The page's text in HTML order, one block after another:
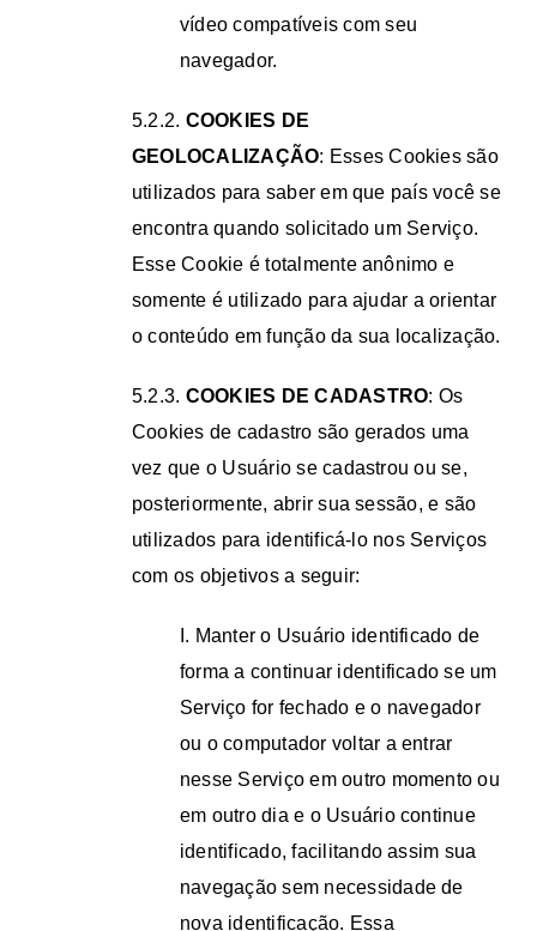
vídeo compatíveis com seu
navegador.
5.2.2. COOKIES DE
GEOLOCALIZAÇÃO: Esses Cookies são
utilizados para saber em que país você se
encontra quando solicitado um Serviço.
Esse Cookie é totalmente anônimo e
somente é utilizado para ajudar a orientar
o conteúdo em função da sua localização.
5.2.3. COOKIES DE CADASTRO: Os
Cookies de cadastro são gerados uma
vez que o Usuário se cadastrou ou se,
posteriormente, abrir sua sessão, e são
utilizados para identificá-lo nos Serviços
com os objetivos a seguir:
I. Manter o Usuário identificado de
forma a continuar identificado se um
Serviço for fechado e o navegador
ou o computador voltar a entrar
nesse Serviço em outro momento ou
em outro dia e o Usuário continue
identificado, facilitando assim sua
navegação sem necessidade de
nova identificação. Essa